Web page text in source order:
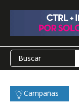
Campañas